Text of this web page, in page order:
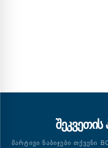
ᲛᲐᲠᲢᲘᲕᲘ ᲜᲐᲑᲘᲯᲔᲑᲘ ᲗᲥᲕᲔᲜᲘ